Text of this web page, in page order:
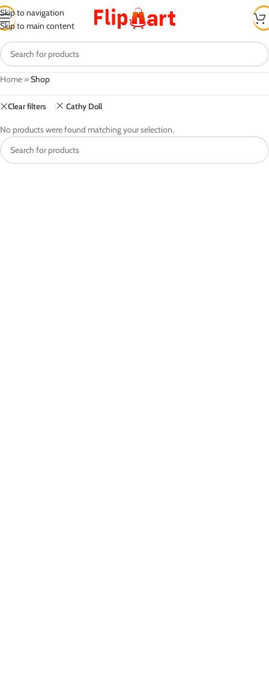
Skip to navigation
Skip to main content
Home »Shop
Clear filters Cathy Doll
No products were found matching your selection.